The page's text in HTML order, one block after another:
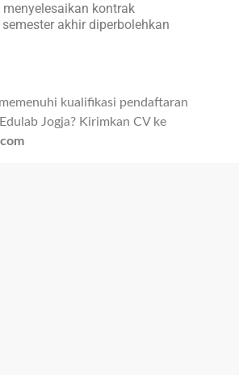
kontrak
akhir diperbolehkan
kualifikasi pendaftaran
Jogja? Kirimkan CV ke